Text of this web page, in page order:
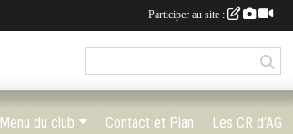
Menu du club Contact et Plan Les CR d'AG
Participer au site :